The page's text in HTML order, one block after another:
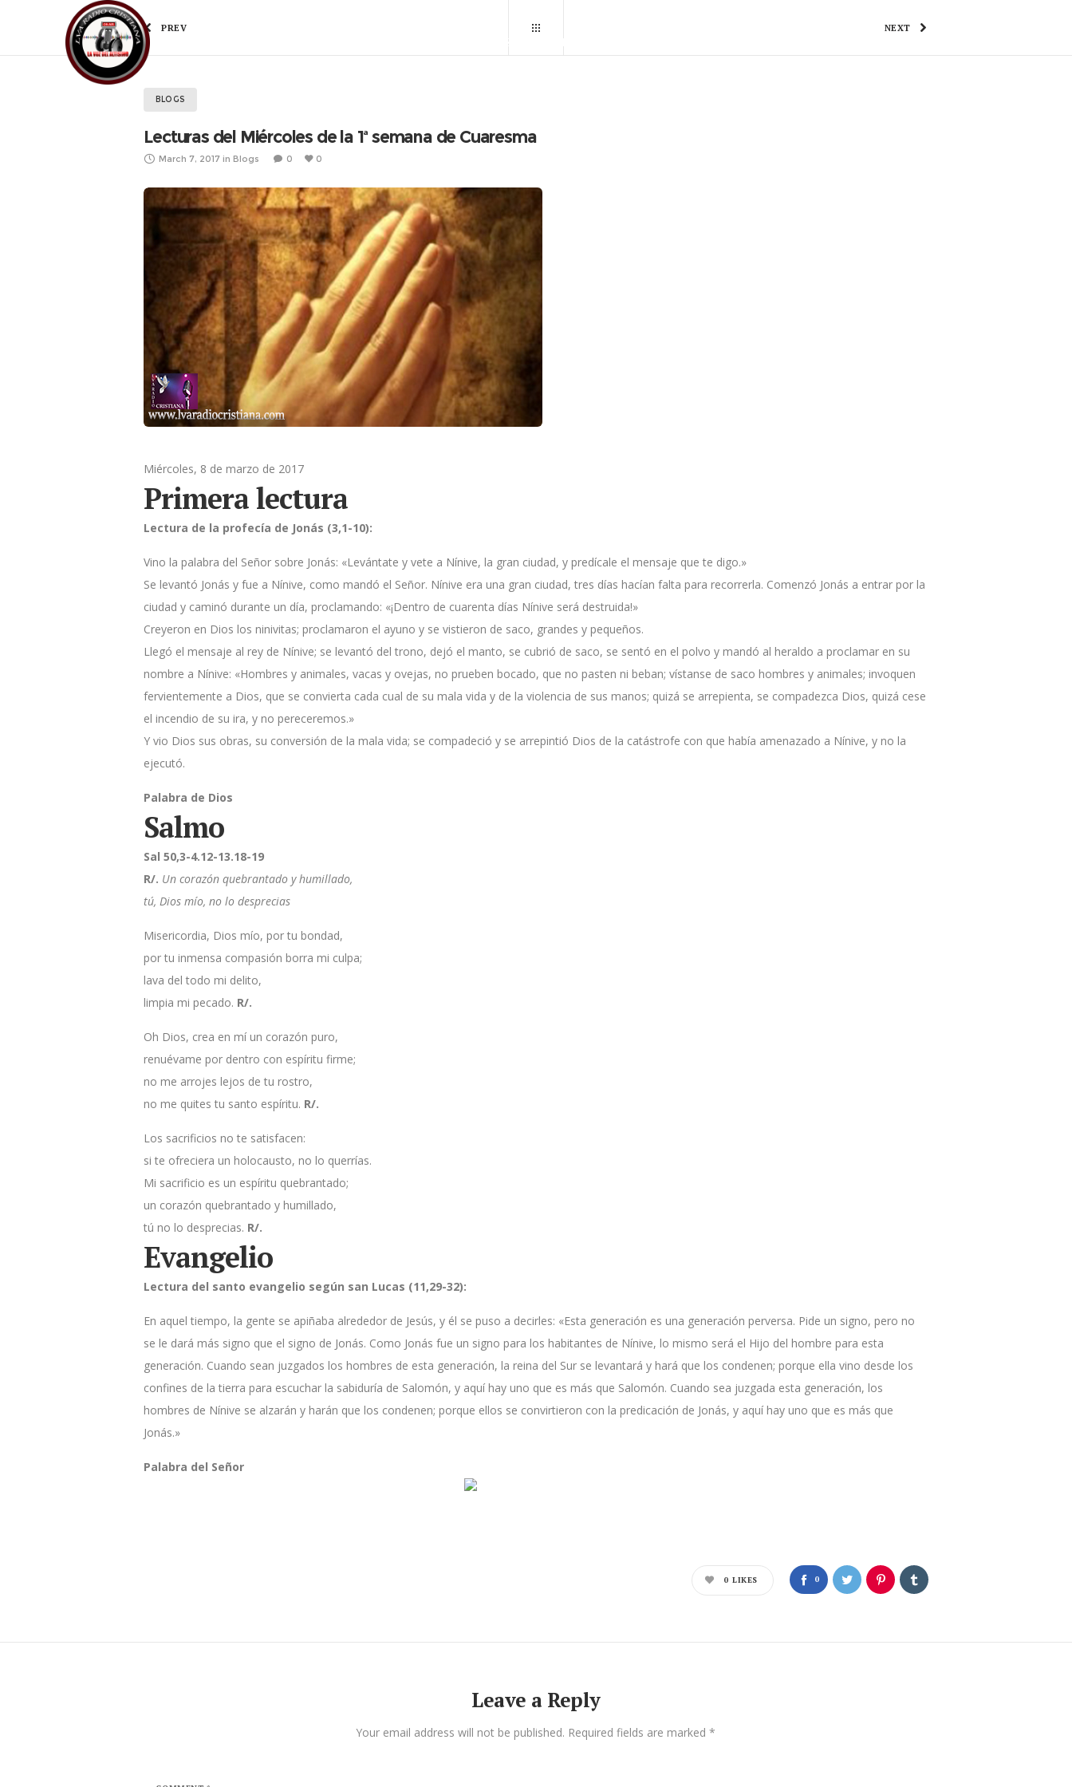
CENTRO MISIONERO BLOGS
PREV NEXT
BLOGS
Lecturas del Miércoles de la 1ª semana de Cuaresma
March 7, 2017 in Blogs 0 0
Miércoles, 8 de marzo de 2017
Primera lectura
Lectura de la profecía de Jonás (3,1-10):
Vino la palabra del Señor sobre Jonás: «Levántate y vete a Nínive, la gran ciudad, y predícale el mensaje que te digo.»
Se levantó Jonás y fue a Nínive, como mandó el Señor. Nínive era una gran ciudad, tres días hacían falta para recorrerla. Comenzó Jonás a entrar por la
ciudad y caminó durante un día, proclamando: «¡Dentro de cuarenta días Nínive será destruida!»
Creyeron en Dios los ninivitas; proclamaron el ayuno y se vistieron de saco, grandes y pequeños.
Llegó el mensaje al rey de Nínive; se levantó del trono, dejó el manto, se cubrió de saco, se sentó en el polvo y mandó al heraldo a proclamar en su
nombre a Nínive: «Hombres y animales, vacas y ovejas, no prueben bocado, que no pasten ni beban; vístanse de saco hombres y animales; invoquen
fervientemente a Dios, que se convierta cada cual de su mala vida y de la violencia de sus manos; quizá se arrepienta, se compadezca Dios, quizá cese
el incendio de su ira, y no pereceremos.»
Y vio Dios sus obras, su conversión de la mala vida; se compadeció y se arrepintió Dios de la catástrofe con que había amenazado a Nínive, y no la
ejecutó.
Palabra de Dios
Salmo
Sal 50,3-4.12-13.18-19
R/. Un corazón quebrantado y humillado,
tú, Dios mío, no lo desprecias
Misericordia, Dios mío, por tu bondad,
por tu inmensa compasión borra mi culpa;
lava del todo mi delito,
limpia mi pecado. R/.
Oh Dios, crea en mí un corazón puro,
renuévame por dentro con espíritu firme;
no me arrojes lejos de tu rostro,
no me quites tu santo espíritu. R/.
Los sacrificios no te satisfacen:
si te ofreciera un holocausto, no lo querrías.
Mi sacrificio es un espíritu quebrantado;
un corazón quebrantado y humillado,
tú no lo desprecias. R/.
Evangelio
Lectura del santo evangelio según san Lucas (11,29-32):
En aquel tiempo, la gente se apiñaba alrededor de Jesús, y él se puso a decirles: «Esta generación es una generación perversa. Pide un signo, pero no
se le dará más signo que el signo de Jonás. Como Jonás fue un signo para los habitantes de Nínive, lo mismo será el Hijo del hombre para esta
generación. Cuando sean juzgados los hombres de esta generación, la reina del Sur se levantará y hará que los condenen; porque ella vino desde los
confines de la tierra para escuchar la sabiduría de Salomón, y aquí hay uno que es más que Salomón. Cuando sea juzgada esta generación, los
hombres de Nínive se alzarán y harán que los condenen; porque ellos se convirtieron con la predicación de Jonás, y aquí hay uno que es más que
Jonás.»
Palabra del Señor
0
0 LIKES
Leave a Reply
Your email address will not be published. Required fields are marked*